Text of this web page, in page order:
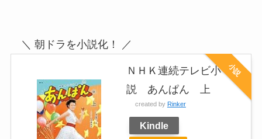
＼ 朝ドラを小説化！ ／
ＮＨＫ連続テレビ小
説 あんぱん 上
created by Rinker
Kindle
小説